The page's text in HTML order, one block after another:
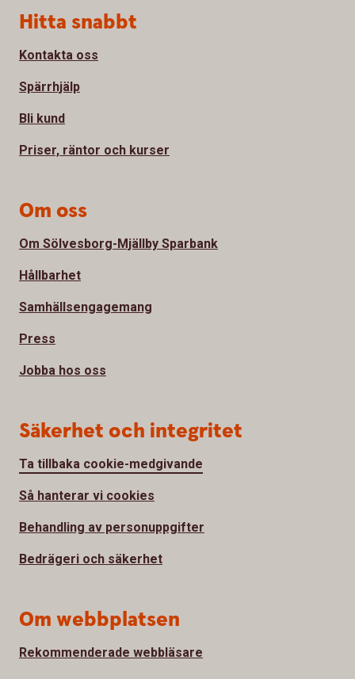
Sidfot
Hitta snabbt
Kontakta oss
Spärrhjälp
Bli kund
Priser, räntor och kurser
Om oss
Om Sölvesborg-Mjällby Sparbank
Hållbarhet
Samhällsengagemang
Press
Jobba hos oss
Säkerhet och integritet
Ta tillbaka cookie-medgivande
Så hanterar vi cookies
Behandling av personuppgifter
Bedrägeri och säkerhet
Om webbplatsen
Rekommenderade webbläsare